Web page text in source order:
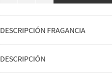
DESCRIPCIÓN FRAGANCIA
A qué huele: una taza de té terroso
DESCRIPCIÓN